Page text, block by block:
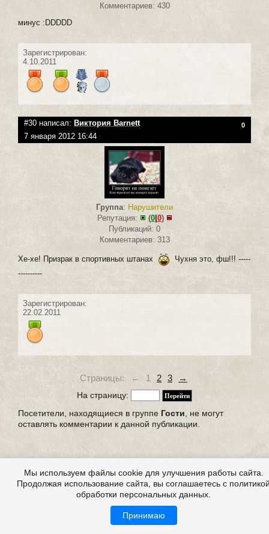
Комментариев: 430
минус :DDDDD
Зарегистрирован:
4.10.2011
#30 написал: Виктория Barnett 0
7 января 2012 16:44
Группа: Нарушители
Репутация:
(0| 0)
Публикаций: 0
Комментариев: 313
Хе-хе! Призрак в спортивных штанах
Чухня это, фш!!! -----
----------
Зарегистрирован:
22.02.2011
Страницы: ← 1 2 3 →
На страницу:
Посетители, находящиеся в группе Гости, не могут
оставлять комментарии к данной публикации.
Мы используем файлы cookie для улучшения работы сайта.
Продолжая использование сайта, вы соглашаетесь с
обработки персональных данных.
Принимаю